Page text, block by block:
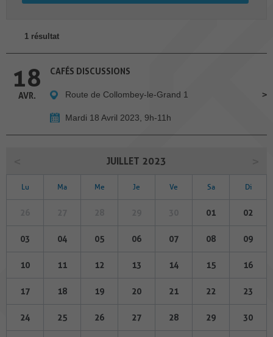
1 résultat
18
AVR.
CAFÉS DISCUSSIONS
Route de Collombey-le-Grand 1
Mardi 18 Avril 2023, 9h-11h
JUILLET 2023
Lu Ma Me Je Ve Sa Di
01 02
03 04 05 06 07 08 09
10 11 12 13 14 15 16
17 18 19 20 21 22 23
24 25 26 27 28 29 30